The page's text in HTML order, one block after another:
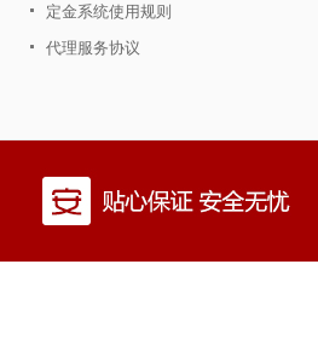
定金系统使用规则
代理服务协议